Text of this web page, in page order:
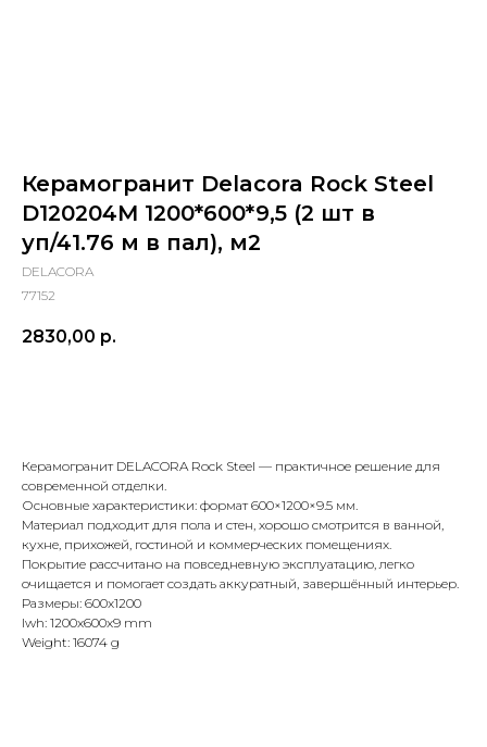
Керамогранит Delacora Rock Steel
D120204M 1200*600*9,5 (2 шт в
уп/41.76 м в пал), м2
DELACORA
77152
2830,00 р.
Керамогранит DELACORA Rock Steel — практичное решение для
современной отделки.
Основные характеристики: формат 600×1200×9.5 мм.
Материал подходит для пола и стен, хорошо смотрится в ванной,
кухне, прихожей, гостиной и коммерческих помещениях.
Покрытие рассчитано на повседневную эксплуатацию, легко
очищается и помогает создать аккуратный, завершённый интерьер.
Размеры: 600x1200
lwh: 1200x600x9 mm
Weight: 16074 g